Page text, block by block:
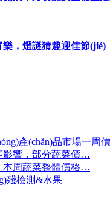
，燈謎猜趣迎佳節(jié)
產(chǎn)品市場一周
響，部分蔬菜價…
本周蔬菜整體價格…
殘檢測&水果